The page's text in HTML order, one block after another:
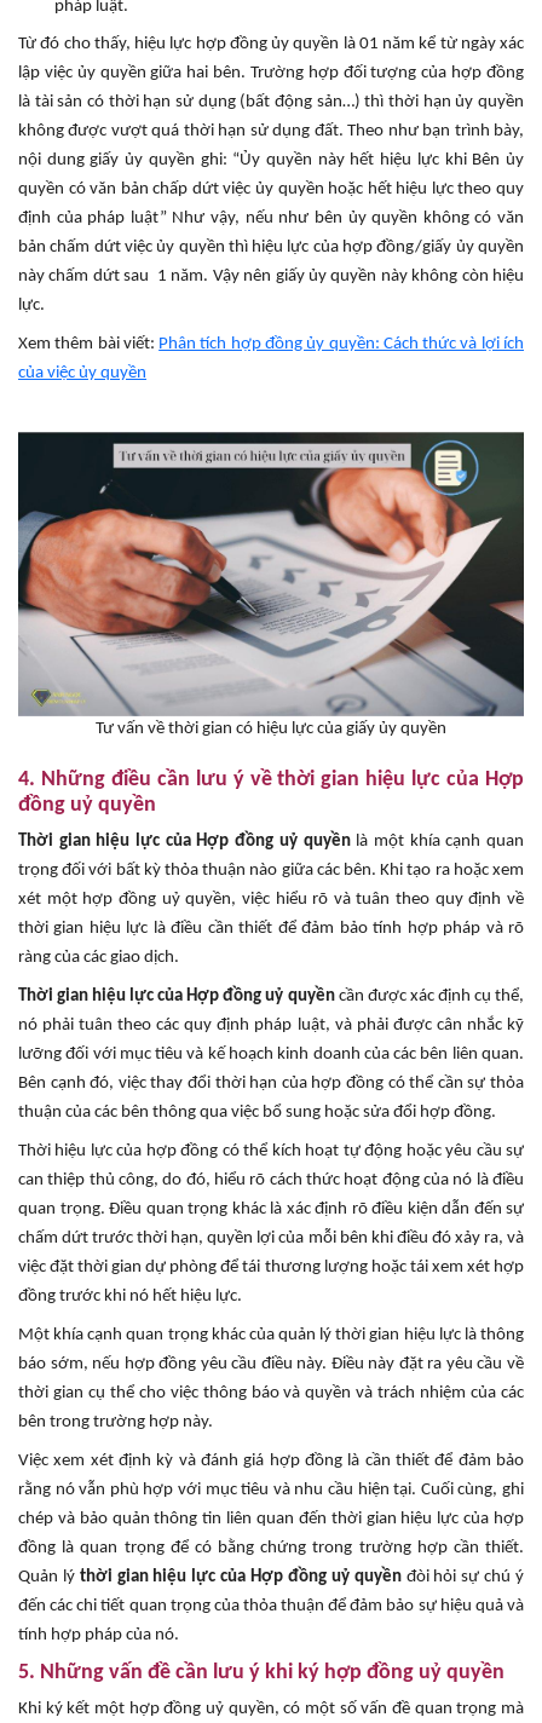
pháp luật.
Từ đó cho thấy, hiệu lực hợp đồng ủy quyền là 01 năm kể từ ngày xác
lập việc ủy quyền giữa hai bên. Trường hợp đối tượng của hợp đồng
là tài sản có thời hạn sử dụng (bất động sản…) thì thời hạn ủy quyền
không được vượt quá thời hạn sử dụng đất. Theo như bạn trình bày,
nội dung giấy ủy quyền ghi: “Ủy quyền này hết hiệu lực khi Bên ủy
quyền có văn bản chấp dứt việc ủy quyền hoặc hết hiệu lực theo quy
định của pháp luật” Như vậy, nếu như bên ủy quyền không có văn
bản chấm dứt việc ủy quyền thì hiệu lực của hợp đồng/giấy ủy quyền
này chấm dứt sau 1 năm. Vậy nên giấy ủy quyền này không còn hiệu
lực.
Xem thêm bài viết: Phân tích hợp đồng ủy quyền: Cách thức và lợi ích
của việc ủy quyền
Tư vấn về thời gian có hiệu lực của giấy ủy quyền
4. Những điều cần lưu ý về thời gian hiệu lực của Hợp
đồng uỷ quyền
Thời gian hiệu lực của Hợp đồng uỷ quyềnlà một khía cạnh quan
trọng đối với bất kỳ thỏa thuận nào giữa các bên. Khi tạo ra hoặc xem
xét một hợp đồng uỷ quyền, việc hiểu rõ và tuân theo quy định về
thời gian hiệu lực là điều cần thiết để đảm bảo tính hợp pháp và rõ
ràng của các giao dịch.
Thời gian hiệu lực của Hợp đồng uỷ quyềncần được xác định cụ thể,
nó phải tuân theo các quy định pháp luật, và phải được cân nhắc kỹ
lưỡng đối với mục tiêu và kế hoạch kinh doanh của các bên liên quan.
Bên cạnh đó, việc thay đổi thời hạn của hợp đồng có thể cần sự thỏa
thuận của các bên thông qua việc bổ sung hoặc sửa đổi hợp đồng.
Thời hiệu lực của hợp đồng có thể kích hoạt tự động hoặc yêu cầu sự
can thiệp thủ công, do đó, hiểu rõ cách thức hoạt động của nó là điều
quan trọng. Điều quan trọng khác là xác định rõ điều kiện dẫn đến sự
chấm dứt trước thời hạn, quyền lợi của mỗi bên khi điều đó xảy ra, và
việc đặt thời gian dự phòng để tái thương lượng hoặc tái xem xét hợp
đồng trước khi nó hết hiệu lực.
Một khía cạnh quan trọng khác của quản lý thời gian hiệu lực là thông
báo sớm, nếu hợp đồng yêu cầu điều này. Điều này đặt ra yêu cầu về
thời gian cụ thể cho việc thông báo và quyền và trách nhiệm của các
bên trong trường hợp này.
Việc xem xét định kỳ và đánh giá hợp đồng là cần thiết để đảm bảo
rằng nó vẫn phù hợp với mục tiêu và nhu cầu hiện tại. Cuối cùng, ghi
chép và bảo quản thông tin liên quan đến thời gian hiệu lực của hợp
đồng là quan trọng để có bằng chứng trong trường hợp cần thiết.
Quản lý thời gian hiệu lực của Hợp đồng uỷ quyềnđòi hỏi sự chú ý
đến các chi tiết quan trọng của thỏa thuận để đảm bảo sự hiệu quả và
tính hợp pháp của nó.
5. Những vấn đề cần lưu ý khi ký hợp đồng uỷ quyền
Khi ký kết một hợp đồng uỷ quyền, có một số vấn đề quan trọng mà